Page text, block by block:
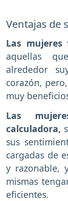
Ventajas de
Las mujeres
aquellas
alrededor
corazón,
muy
Las
calculadora,
sus
cargadas de
y razonable,
mismas
eficientes.